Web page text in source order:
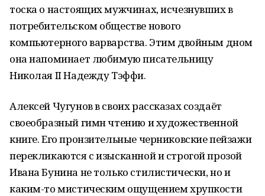
тоска о настоящих мужчинах, исчезнувших в
потребительском обществе нового
компьютерного варварства. Этим двойным дном
она напоминает любимую писательницу
Николая II Надежду Тэффи.
Алексей Чугунов в своих рассказах создаёт
своеобразный гимн чтению и художественной
книге. Его пронзительные черниковские пейзажи
перекликаются с изысканной и строгой прозой
Ивана Бунина не только стилистически, но и
каким-то мистическим ощущением хрупкости